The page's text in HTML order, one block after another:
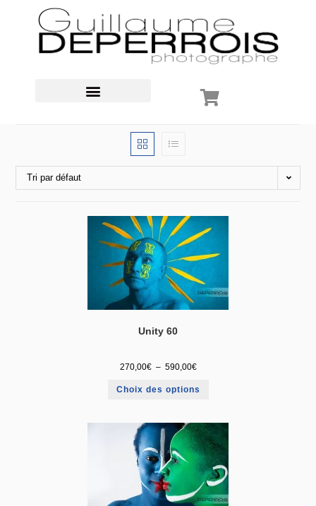
Tri par défaut
Unity 60
270,00€ – 590,00€
Choix des options